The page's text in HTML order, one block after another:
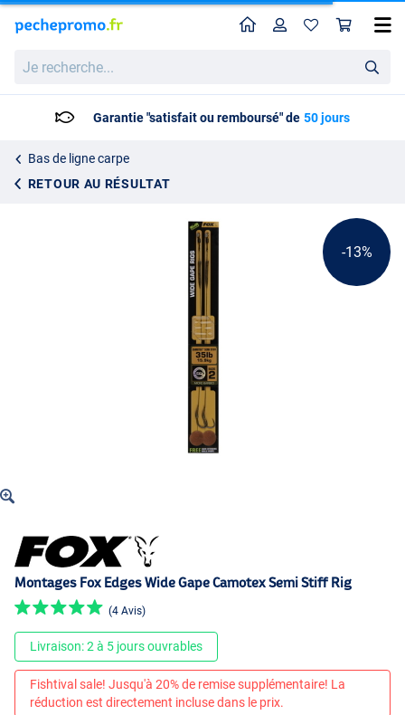
recherche...
HomeProfil
Garantie "satisfait ou remboursé" de 50 jours
Bas de ligne carpe
RETOUR AU RÉSULTAT
Montages Fox Edges Wide Gape Camotex Semi Stiff Rig
-13%
Montages Fox Edges Wide Gape Camotex Semi Stiff Rig
(4 Avis)
Livraison: 2 à 5 jours ouvrables
Fishtival sale! Jusqu'à 20% de remise supplémentaire! La
réduction est directement incluse dans le prix.